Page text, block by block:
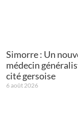
Simorre : Un
médecin
cité gersoise
6 août 2026